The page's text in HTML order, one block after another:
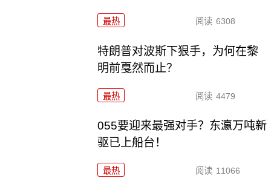
最热 阅读 6308
特朗普对波斯下狠手，为何在黎
明前戛然而止？
最热 阅读 4479
055要迎来最强对手？东瀛万吨新
驱已上船台！
最热 阅读 11066